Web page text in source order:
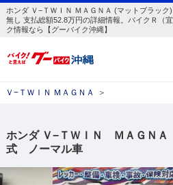
ホンダ Ｖ−ＴＷＩＮ ＭＡＧＮＡ (マットブラッ
無し 支払総額52.8万円の詳細情報。バイクＲ（
ク情報なら【グーバイク沖縄】
Ｖ−ＴＷＩＮ ＭＡＧＮＡ ＞
ホンダ Ｖ−ＴＷＩＮ ＭＡＧＮ
式 ノーマル車